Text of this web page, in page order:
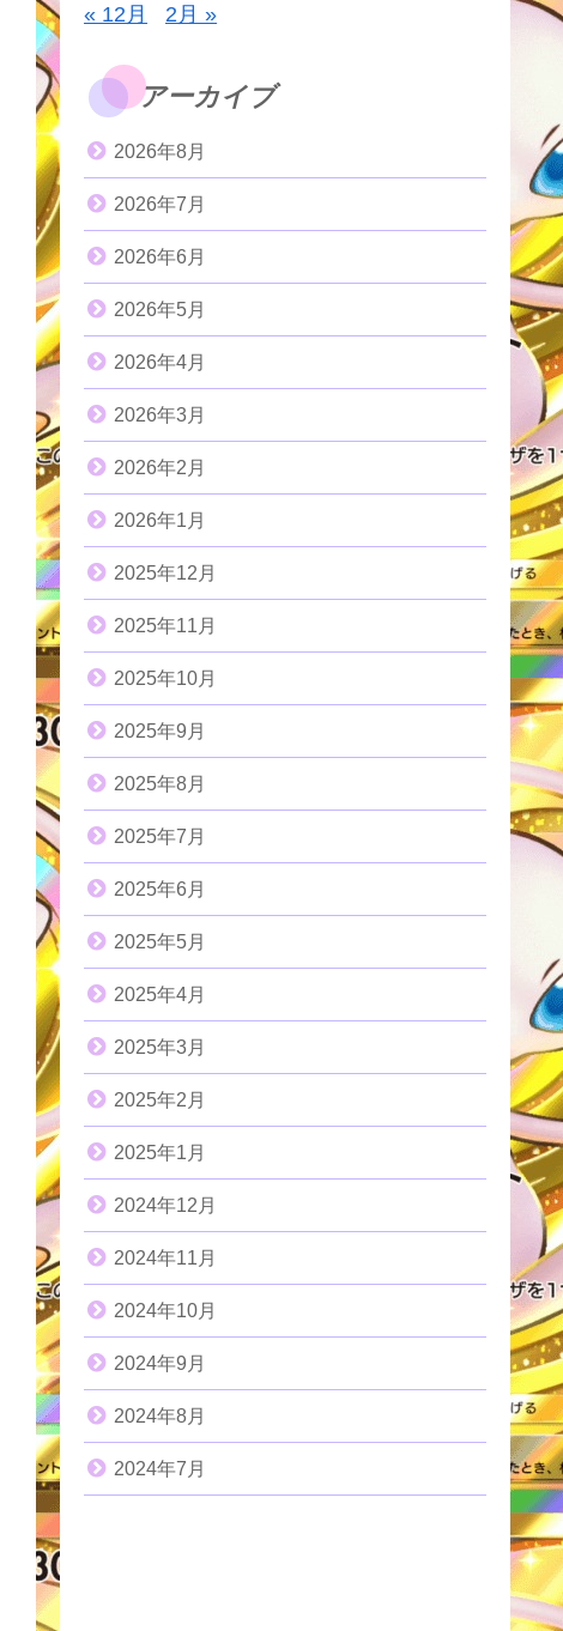
« 12月 2月 »
アーカイブ
2026年8月
2026年7月
2026年6月
2026年5月
2026年4月
2026年3月
2026年2月
2026年1月
2025年12月
2025年11月
2025年10月
2025年9月
2025年8月
2025年7月
2025年6月
2025年5月
2025年4月
2025年3月
2025年2月
2025年1月
2024年12月
2024年11月
2024年10月
2024年9月
2024年8月
2024年7月